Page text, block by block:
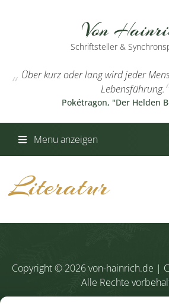
Von
Schriftsteller &
Über kurz oder lang wird jeder
Lebensführung.
Pokétragon, "Der Helden
Menu anzeigen
Literatur
Copyright © 2026von-hainrich.de |
Alle Rechte